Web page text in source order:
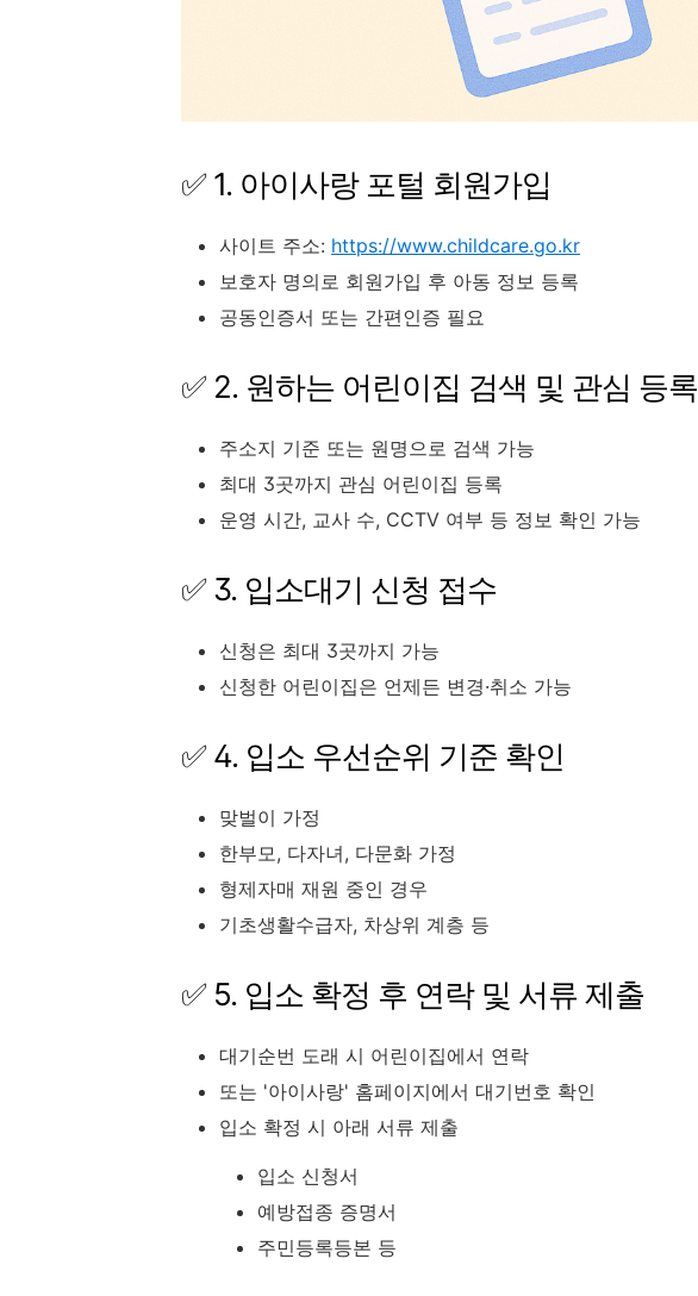
✅ 1. 아이사랑 포털 회원가입
사이트 주소: https://www.childcare.go.kr
보호자 명의로 회원가입 후 아동 정보 등록
공동인증서 또는 간편인증 필요
✅ 2. 원하는 어린이집 검색 및 관심 등록
주소지 기준 또는 원명으로 검색 가능
최대 3곳까지 관심 어린이집 등록
운영 시간, 교사 수, CCTV 여부 등 정보 확인 가능
✅ 3. 입소대기 신청 접수
신청은 최대 3곳까지 가능
신청한 어린이집은 언제든 변경·취소 가능
✅ 4. 입소 우선순위 기준 확인
맞벌이 가정
한부모, 다자녀, 다문화 가정
형제자매 재원 중인 경우
기초생활수급자, 차상위 계층 등
✅ 5. 입소 확정 후 연락 및 서류 제출
대기순번 도래 시 어린이집에서 연락
또는 '아이사랑' 홈페이지에서 대기번호 확인
입소 확정 시 아래 서류 제출
입소 신청서
예방접종 증명서
주민등록등본 등